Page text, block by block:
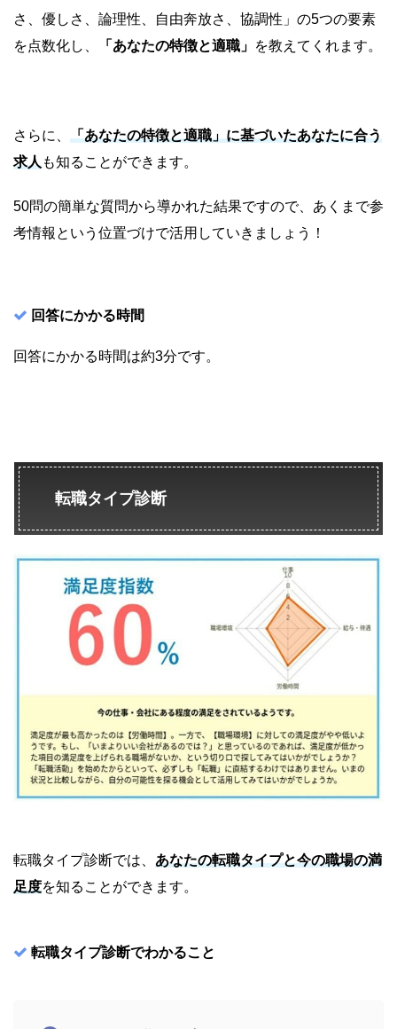
さ、優しさ、論理性、自由奔放さ、協調性」の5つの要素
を点数化し、
「あなたの特徴と適職」 を教えてくれます。
さらに、 「あなたの特徴と適職」に基づいたあなたに合う
求人も知ることができます。
50問の簡単な質問から導かれた結果ですので、あくまで参
考情報という位置づけで活用していきましょう！
回答にかかる時間
回答にかかる時間は約3分です。
転職タイプ診断
転職タイプ診断では、 あなたの転職タイプと今の職場の満
足度を知ることができます。
転職タイプ診断でわかること